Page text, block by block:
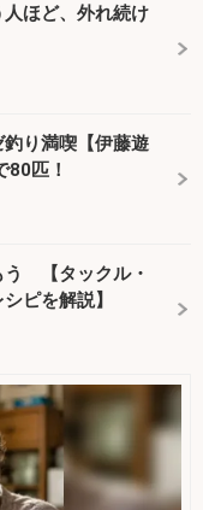
ほど、外れ続け
り満喫【伊藤遊
80匹！
う 【タックル・
ピを解説】